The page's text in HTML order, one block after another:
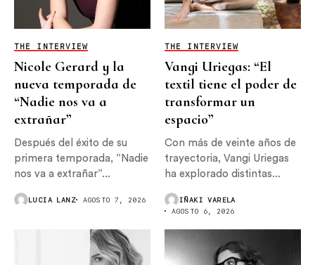
THE INTERVIEW
Nicole Gerard y la
nueva temporada de
“Nadie nos va a
extrañar”
Después del éxito de su
primera temporada, ”Nadie
nos va a extrañar”...
LUCIA LANZ AGOSTO 7, 2026
THE INTERVIEW
Vangi Uriegas: “El
textil tiene el poder de
transformar un
espacio”
Con más de veinte años de
trayectoria, Vangi Uriegas
ha explorado distintas...
IÑAKI VARELA
AGOSTO 6, 2026